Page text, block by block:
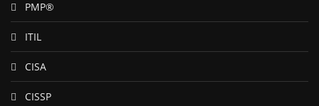
PMP®
ITIL
CISA
CISSP